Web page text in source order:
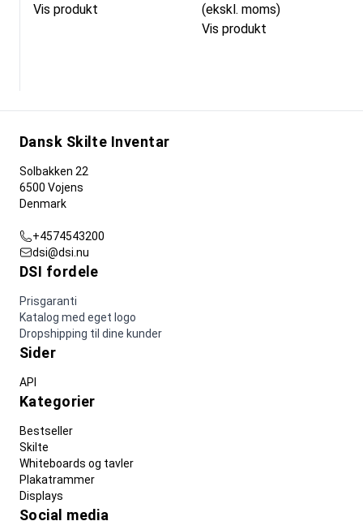
Vis produkt
(ekskl. moms)
Vis produkt
Dansk Skilte Inventar
Solbakken 22
6500 Vojens
Denmark
+4574543200
dsi@dsi.nu
DSI fordele
Prisgaranti
Katalog med eget logo
Dropshipping til dine kunder
Sider
API
Kategorier
Bestseller
Skilte
Whiteboards og tavler
Plakatrammer
Displays
Social media